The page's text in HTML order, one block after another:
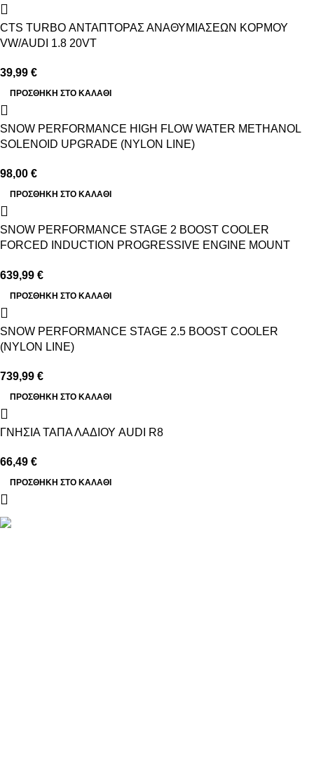
CTS TURBO ΑΝΤΑΠΤΟΡΑΣ ΑΝΑΘΥΜΙΑΣΕΩΝ ΚΟΡΜΟΥ
VW/AUDI 1.8 20VT
39,99 €
ΠΡΟΣΘΉΚΗ ΣΤΟ ΚΑΛΆΘΙ
SNOW PERFORMANCE HIGH FLOW WATER METHANOL
SOLENOID UPGRADE (NYLON LINE)
98,00 €
ΠΡΟΣΘΉΚΗ ΣΤΟ ΚΑΛΆΘΙ
SNOW PERFORMANCE STAGE 2 BOOST COOLER
FORCED INDUCTION PROGRESSIVE ENGINE MOUNT
NYLON TUBING, QUICK-CONNECT FITTINGS)
639,99 €
ΠΡΟΣΘΉΚΗ ΣΤΟ ΚΑΛΆΘΙ
SNOW PERFORMANCE STAGE 2.5 BOOST COOLER
(NYLON LINE)
739,99 €
ΠΡΟΣΘΉΚΗ ΣΤΟ ΚΑΛΆΘΙ
ΓΝΗΣΙΑ ΤΑΠΑ ΛΑΔΙΟΥ AUDI R8
66,49 €
ΠΡΟΣΘΉΚΗ ΣΤΟ ΚΑΛΆΘΙ